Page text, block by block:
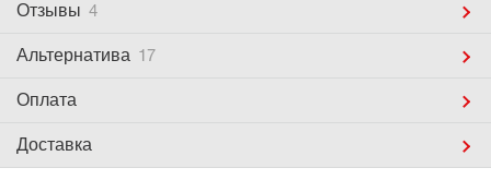
Отзывы 4
Альтернатива 17
Оплата
Доставка